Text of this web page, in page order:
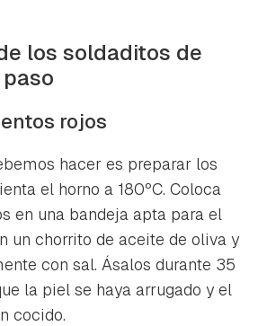
los soldaditos de
rojos
hacer es preparar los
el horno a 180ºC. Coloca
en una bandeja apta para el
un chorrito de aceite de oliva y
con sal. Ásalos durante 35
la piel se haya arrugado y el
cocido.